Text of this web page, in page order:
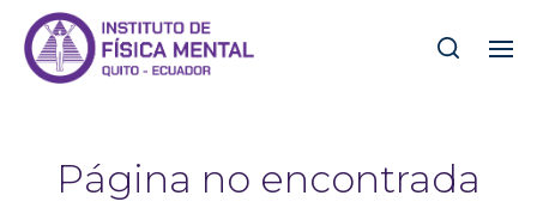
Página no encontrada